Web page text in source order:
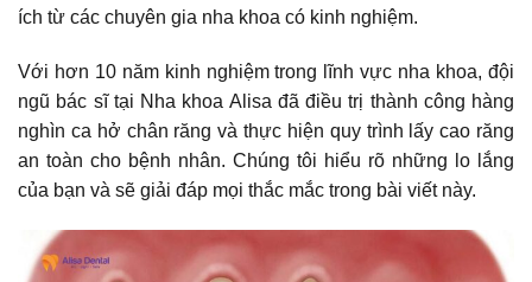
ích từ các chuyên gia nha khoa có kinh nghiệm.
Với hơn 10 năm kinh nghiệm trong lĩnh vực nha khoa, đội
ngũ bác sĩ tại Nha khoa Alisa đã điều trị thành công hàng
nghìn ca hở chân răng và thực hiện quy trình lấy cao răng
an toàn cho bệnh nhân. Chúng tôi hiểu rõ những lo lắng
của bạn và sẽ giải đáp mọi thắc mắc trong bài viết này.